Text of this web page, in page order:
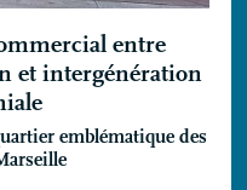
entre
et intergénération
emblématique des